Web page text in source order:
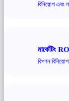
বিনিয়োগ এবং
মার্কেটিং
বিপণন